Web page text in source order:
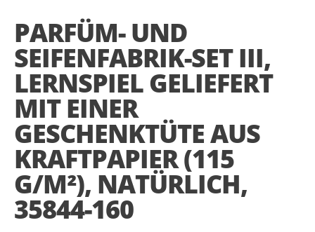
beginning
of
the
images
gallery
PARFÜM- UND
SEIFENFABRIK-SET III,
LERNSPIEL GELIEFERT
MIT EINER
GESCHENKTÜTE AUS
KRAFTPAPIER (115
G/M²), NATÜRLICH,
35844-160